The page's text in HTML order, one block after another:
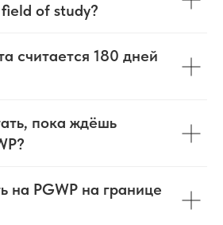
of study?
считается 180 дней
пока ждёшь
на PGWP на границе